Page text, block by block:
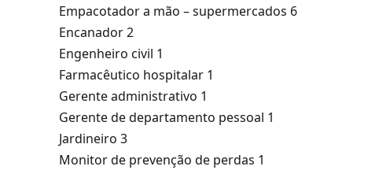
Empacotador a mão – supermercados 6
Encanador 2
Engenheiro civil 1
Farmacêutico hospitalar 1
Gerente administrativo 1
Gerente de departamento pessoal 1
Jardineiro 3
Monitor de prevenção de perdas 1